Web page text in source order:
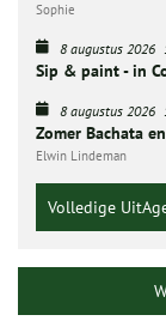
Sophie
8 augustus 2026
Sip & paint - in
8 augustus 2026
Zomer Bachata
Elwin Lindeman
Volledige